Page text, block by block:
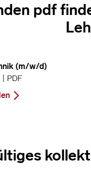
pdf
(m/w/d)
| PDF